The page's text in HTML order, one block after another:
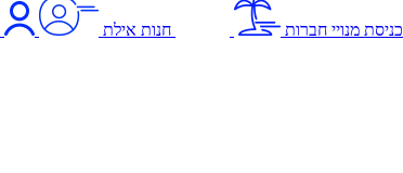
כניסת מנויי חברות חנות אילת